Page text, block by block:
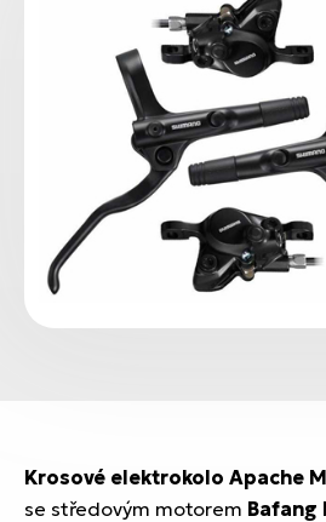
Krosové elektrokolo Apache
se středovým motorem Bafang